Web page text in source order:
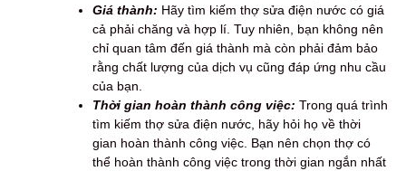
Giá thành: Hãy tìm kiếm thợ sửa điện nước có giá
cả phải chăng và hợp lí. Tuy nhiên, bạn không nên
chỉ quan tâm đến giá thành mà còn phải đảm bảo
rằng chất lượng của dịch vụ cũng đáp ứng nhu cầu
của bạn.
Thời gian hoàn thành công việc: Trong quá trình
tìm kiếm thợ sửa điện nước, hãy hỏi họ về thời
gian hoàn thành công việc. Bạn nên chọn thợ có
thể hoàn thành công việc trong thời gian ngắn nhất